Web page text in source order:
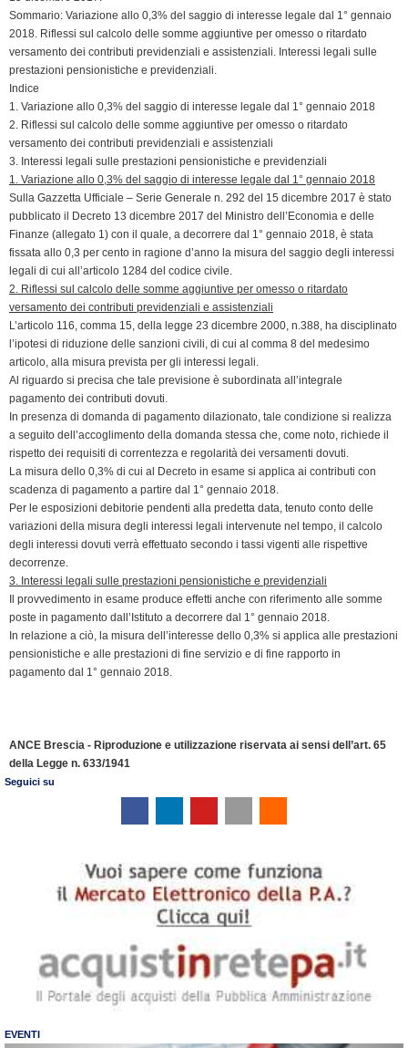
Sommario: Variazione allo 0,3% del saggio di interesse legale dal 1° gennaio
2018. Riflessi sul calcolo delle somme aggiuntive per omesso o ritardato
versamento dei contributi previdenziali e assistenziali. Interessi legali sulle
prestazioni pensionistiche e previdenziali.
Indice
1. Variazione allo 0,3% del saggio di interesse legale dal 1° gennaio 2018
2. Riflessi sul calcolo delle somme aggiuntive per omesso o ritardato
versamento dei contributi previdenziali e assistenziali
3. Interessi legali sulle prestazioni pensionistiche e previdenziali
1. Variazione allo 0,3% del saggio di interesse legale dal 1° gennaio 2018
Sulla Gazzetta Ufficiale – Serie Generale n. 292 del 15 dicembre 2017 è stato
pubblicato il Decreto 13 dicembre 2017 del Ministro dell’Economia e delle
Finanze (allegato 1) con il quale, a decorrere dal 1° gennaio 2018, è stata
fissata allo 0,3 per cento in ragione d’anno la misura del saggio degli interessi
legali di cui all’articolo 1284 del codice civile.
2. Riflessi sul calcolo delle somme aggiuntive per omesso o ritardato
versamento dei contributi previdenziali e assistenziali
L’articolo 116, comma 15, della legge 23 dicembre 2000, n.388, ha disciplinato
l’ipotesi di riduzione delle sanzioni civili, di cui al comma 8 del medesimo
articolo, alla misura prevista per gli interessi legali.
Al riguardo si precisa che tale previsione è subordinata all’integrale
pagamento dei contributi dovuti.
In presenza di domanda di pagamento dilazionato, tale condizione si realizza
a seguito dell’accoglimento della domanda stessa che, come noto, richiede il
rispetto dei requisiti di correntezza e regolarità dei versamenti dovuti.
La misura dello 0,3% di cui al Decreto in esame si applica ai contributi con
scadenza di pagamento a partire dal 1° gennaio 2018.
Per le esposizioni debitorie pendenti alla predetta data, tenuto conto delle
variazioni della misura degli interessi legali intervenute nel tempo, il calcolo
degli interessi dovuti verrà effettuato secondo i tassi vigenti alle rispettive
decorrenze.
3. Interessi legali sulle prestazioni pensionistiche e previdenziali
Il provvedimento in esame produce effetti anche con riferimento alle somme
poste in pagamento dall’Istituto a decorrere dal 1° gennaio 2018.
In relazione a ciò, la misura dell’interesse dello 0,3% si applica alle prestazioni
pensionistiche e alle prestazioni di fine servizio e di fine rapporto in
pagamento dal 1° gennaio 2018.
ANCE Brescia - Riproduzione e utilizzazione riservata ai sensi dell’art. 65
della Legge n. 633/1941
Seguici su
EVENTI